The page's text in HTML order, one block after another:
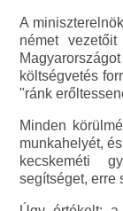
A
német
költségvetés
"ránk
Minden
munkahelyét,
kecskeméti
segítséget, erre